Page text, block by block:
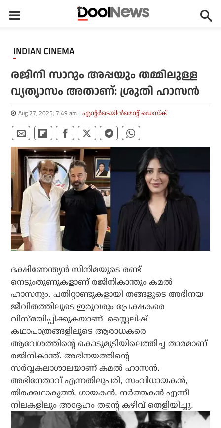
INDIAN CINEMA
രജിനി സാറും അപ്പയും തമ്മിലുള്ള
വ്യത്യാസം അതാണ്: ശ്രുതി ഹാസൻ
Aug 27, 2025, 7:49 am എന്റര്‍ടെയിന്‍മെന്റ് ഡെസ്‌ക്
ദക്ഷിണേന്ത്യൻ സിനിമയുടെ രണ്ട്
നെടുംതൂണുകളാണ് രജിനികാന്തും കമൽ
ഹാസനും. പതിറ്റാണ്ടുകളായി തങ്ങളുടെ അഭിനയ
ജീവിതത്തിലൂടെ ഇരുവരും പ്രേക്ഷകരെ
വിസ്മയിപ്പിക്കുകയാണ്. സ്റ്റൈലിഷ്
കഥാപാത്രങ്ങളിലൂടെ ആരാധകരെ
ആവേശത്തിന്റെ കൊടുമുടിയിലെത്തിച്ച താരമാണ്
രജിനികാന്ത്. അഭിനയത്തിന്റെ
സർവ്വകലാശാലയാണ് കമൽ ഹാസൻ.
അഭിനേതാവ് എന്നതിലുപരി, സംവിധായകൻ,
തിരക്കഥാകൃത്ത്, ഗായകൻ, നർത്തകൻ എന്നീ
നിലകളിലും അദ്ദേഹം തന്റെ കഴിവ് തെളിയിച്ചു.